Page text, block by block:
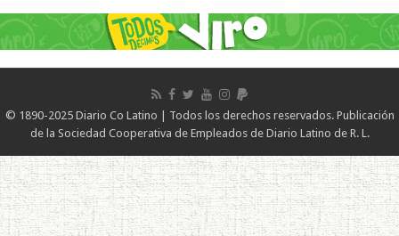
© 1890-2025 Diario Co Latino | Todos los derechos reservados. Publicación
de la Sociedad Cooperativa de Empleados de Diario Latino de R. L.